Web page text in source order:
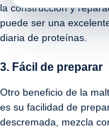
la construcción y
puede ser una
diaria de proteínas.
3. Fácil de preparar
Otro beneficio de la
es su facilidad de
descremada, mezcla